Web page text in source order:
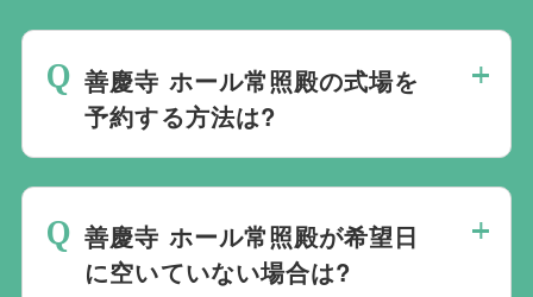
善慶寺 ホール常照殿の式場を
予約する方法は?
ご予約は葬儀社を通じたお手続きが必要で
す。万が一の際は、当社むすびすにご連絡
善慶寺 ホール常照殿が希望日
に空いていない場合は?